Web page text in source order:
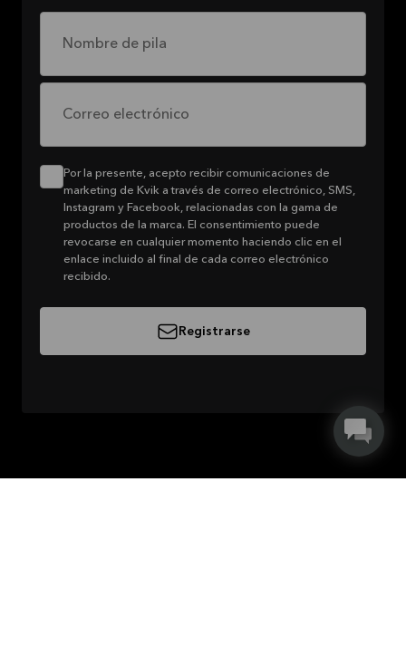
Nombre de pila
Correo electrónico
Por la presente, acepto recibir comunicaciones de
marketing de Kvik a través de correo electrónico, SMS,
Instagram y Facebook, relacionadas con la gama de
productos de la marca. El consentimiento puede
revocarse en cualquier momento haciendo clic en el
enlace incluido al final de cada correo electrónico
recibido.
Registrarse